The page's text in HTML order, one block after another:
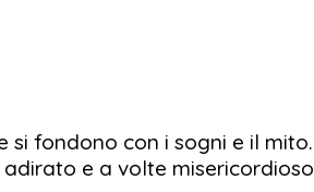
fondono con i sogni e il
e a volte